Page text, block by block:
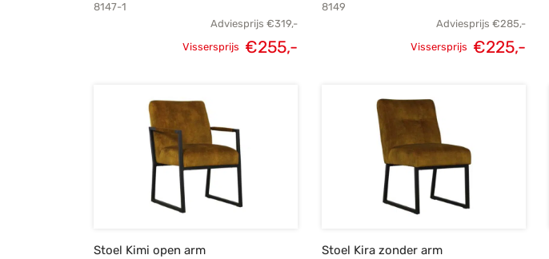
8147-1
Adviesprijs €319,-
Oorspronkelijke
Vissersprijs €255,-
8149
Adviesprijs €285,-
Oorspronkelijke
Vissersprijs €225,-
Stoel Kimi open arm Stoel Kira zonder arm